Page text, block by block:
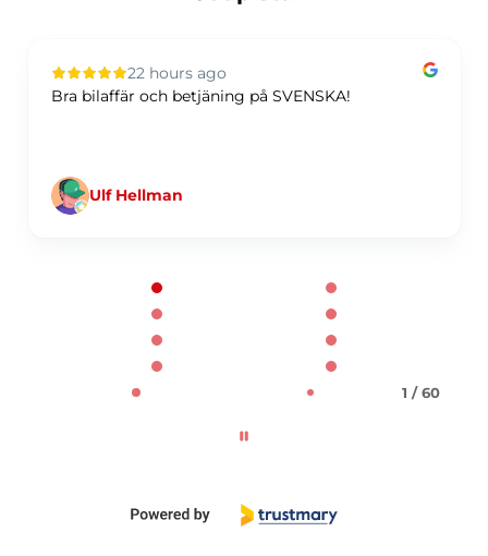
22 hours ago
Bra bilaffär och betjäning på SVENSKA!
Ulf Hellman
1 / 60